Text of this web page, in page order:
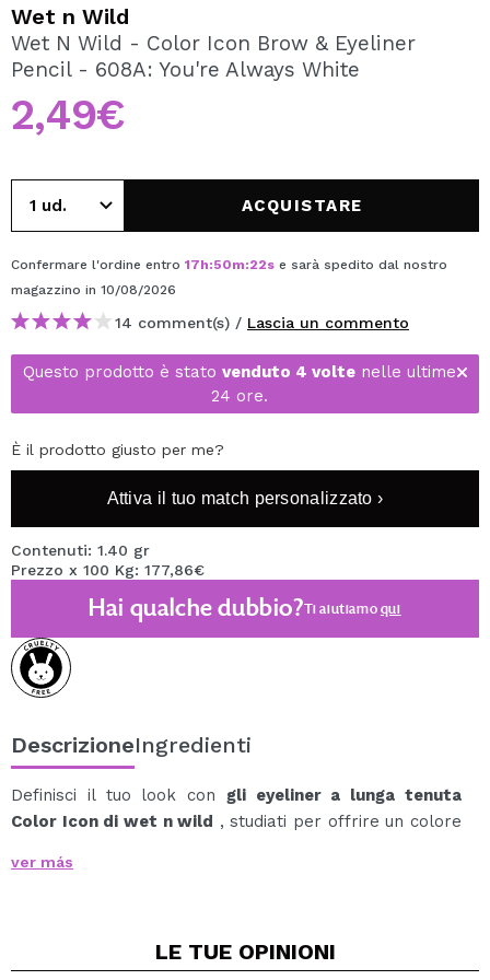
Creando un account su Maquibeauty.it potrai fare i tuoi
acquisti velocemente, controllare lo stato dei tuoi ordini e
Wet n Wild
Wet N Wild - Color Icon Brow & Eyeliner
Pencil - 608A: You're Always White
2,49€
ACQUISTARE
Confermare l'ordine entro 17h:50m:22s e sarà spedito dal nostro
magazzino in 10/08/2026
14 comment(s) / Lascia un commento
Questo prodotto è stato venduto 4 volte nelle ultime
24 ore.
È il prodotto giusto per me?
Attiva il tuo match personalizzato ›
Contenuti: 1.40 gr
Prezzo x 100 Kg: 177,86€
Hai qualche dubbio?Ti aiutiamoqui
DescrizioneIngredienti
Definisci il tuo look con gli eyeliner a lunga tenuta
Color Icon di wet n wild , studiati per offrire un colore
stende senza sforzo.
senza sbavature o sbavature.
ver más
LE TUE OPINIONI